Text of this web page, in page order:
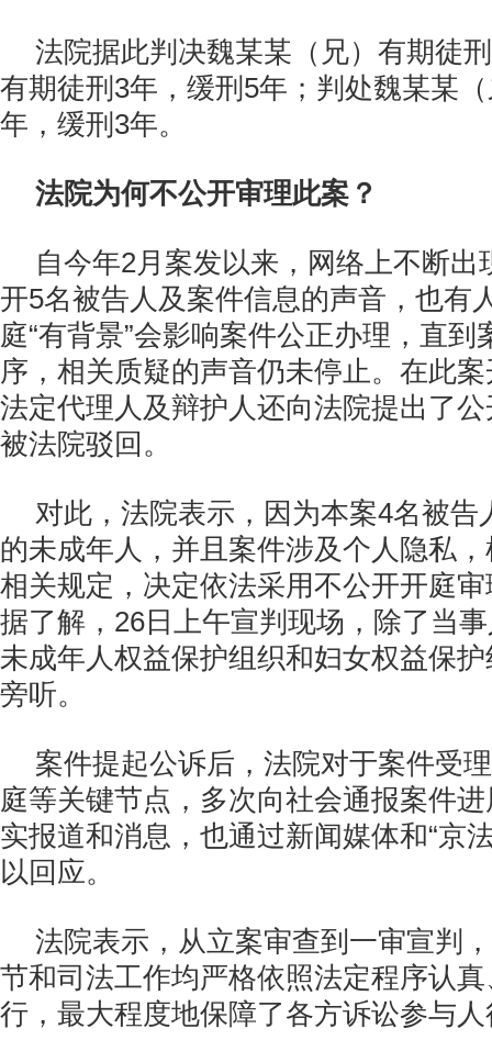
法院据此判决魏某某（兄）有期徒
有期徒刑3年，缓刑5年；判处魏某某
年，缓刑3年。
法院为何不公开审理此案？
自今年2月案发以来，网络上不断出
开5名被告人及案件信息的声音，也有
庭“有背景”会影响案件公正办理，直到
序，相关质疑的声音仍未停止。在此
法定代理人及辩护人还向法院提出了
被法院驳回。
对此，法院表示，因为本案4名被告
的未成年人，并且案件涉及个人隐私
相关规定，决定依法采用不公开开庭
据了解，26日上午宣判现场，除了当
未成年人权益保护组织和妇女权益保
旁听。
案件提起公诉后，法院对于案件受
庭等关键节点，多次向社会通报案件
实报道和消息，也通过新闻媒体和“京
以回应。
法院表示，从立案审查到一审宣判
节和司法工作均严格依照法定程序认
行，最大程度地保障了各方诉讼参与